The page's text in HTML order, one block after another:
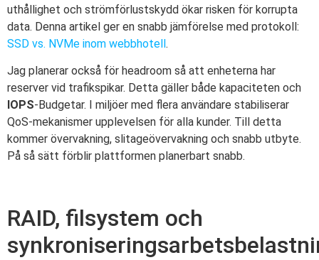
uthållighet och strömförlustskydd ökar risken för korrupta
data. Denna artikel ger en snabb jämförelse med protokoll:
SSD vs. NVMe inom webbhotell.
Jag planerar också för headroom så att enheterna har
reserver vid trafikspikar. Detta gäller både kapaciteten och
IOPS-Budgetar. I miljöer med flera användare stabiliserar
QoS-mekanismer upplevelsen för alla kunder. Till detta
kommer övervakning, slitageövervakning och snabb utbyte.
På så sätt förblir plattformen planerbart snabb.
RAID, filsystem och